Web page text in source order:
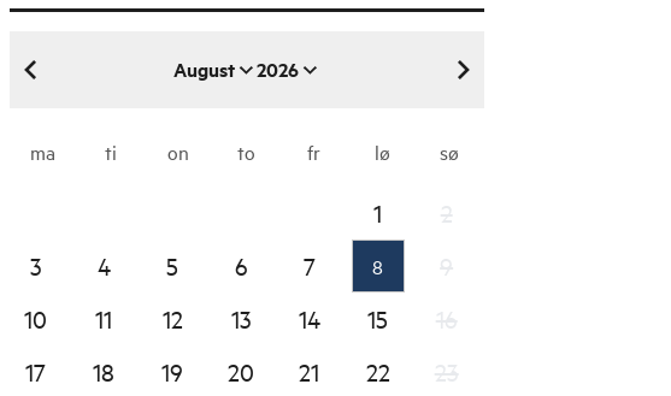
August 2026
august 2026
ma ti on to fr lø sø
1
3
4 5 6 7 8
10
11 12 13 14 15
17
18 19 20 21 22